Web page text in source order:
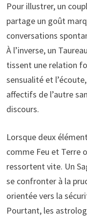
Pour illustrer, un
partage un goût
conversations
À l’inverse, un
tissent une relation
sensualité et
affectifs de l’autre
discours.
Lorsque deux
comme Feu et Terre
ressortent vite. Un
se confronter à la
orientée vers la
Pourtant, les